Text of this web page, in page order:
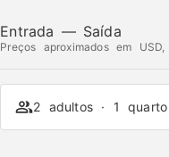
Entrada — Saída
Preços aproximados em
2 adultos · 1 quarto